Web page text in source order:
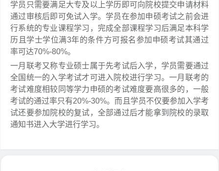
学员只需要满足大专及以上学历即可向院校提交申请材料
通过审核后即可免试入学。学员在参加申硕考试之前会进
行系统的专业课程学习，完成全部课程学习后满足本科学
历且学士学位满3年的条件方可报名参加申硕考试其通过
率可达70%-80%。
一月联考又称专业硕士属于先考试后入学，学员需要通过
全国统一的入学考试才可进入院校进行学习。一月联考的
考试难度相较同等学力申硕的考试难度要高很多的，一般
考试的通过率只有20%-30%。而且学员不仅要参加入学考
试还要参加院校的复试，全部通过后才能拿到院校的录取
通知书进入大学进行学习。